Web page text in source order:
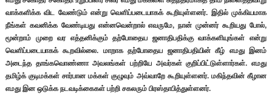
வாக்களிக்க விட வேண்டும் என்று வெளிப்படையாகக் கூறியுள்ளனர். இதில் முக்கியமாக
நீங்கள் கவனிக்க வேண்டியது என்னவென்றால் எவருமே, நான் முன்னர் கூறியது போல்,
மூன்றாம் முறை வர எத்தனிக்கும் தற்போதைய ஜனாதிபதிக்கு வாக்களியுங்கள் என்று
வெளிப்படையாகக் கூறவில்லை. மாறாக தற்போதைய ஜனாதிபதியின் கீழ் எமது இனம்
அடைந்த தாங்கவொண்ணா அவலங்கள் பற்றியே அவர்கள் குறிப்பிட்டுள்ளார்கள். எமது
தமிழ்க் குடிமக்கள் சார்பான மக்கள் குழுவும் அவ்வாறே கூறியுள்ளனர். மகிந்தவின் கீழான
எமது இன ஒடுக்க நடவடிக்கைகள் பற்றி சகலரும் பிரஸ்தாபித்துள்ளனர்.